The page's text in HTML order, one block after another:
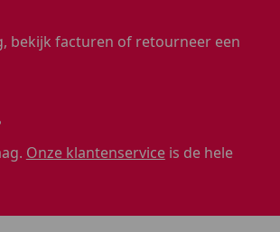
bekijk facturen of retourneer een
Onze klantenserviceis de hele